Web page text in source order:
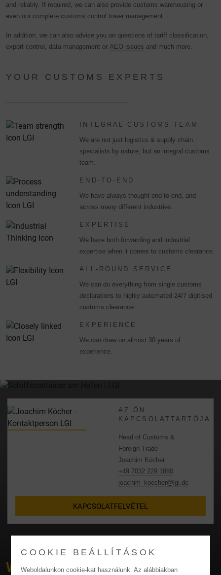
and reliably. If required, we can also provide customs warehousing or
even our complete customs control tower management.
In addition, we can also advise you on questions of tariff classification,
export control, data management or AEO issues and much more.
YOUR CUSTOMS EXPERTS
INTEGRAL CUSTOMS TEAM
We are not just logistics & supply chain
specialists by nature, but an integral customs
team.
END-TO-END
We have always thought end-to-end, and
across many different industries.
EXPERTISE
We have both forwarding and industrial
expertise when it comes to customs clearance.
ALL-ROUND SERVICE
We can do everything from single customs
declarations to highly automated 24/7 digitised
customs clearance.
EXPERIENCE
We can draw on almost 30 years of
experience.
WHICHSERVICEARE YOU
AZ ÖN
KAPCSOLATTARTÓJA
Head of Customs &
Foreign Trade
Joachim Köcher
+49 7032 229 1880
joachim_koecher@lgi.de
KAPCSOLATFELVÉTEL
COOKIE BEÁLLÍTÁSOK
Weboldalunkon cookie-kat használunk. Az alábbiakban